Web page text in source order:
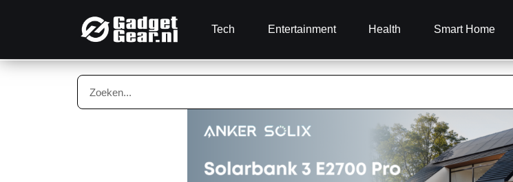
Tech Entertainment Health Smart Home